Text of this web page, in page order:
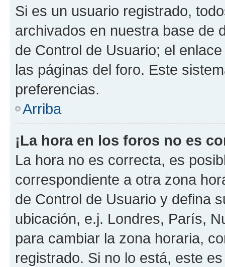
Si es un usuario registrado,
archivados en nuestra base de
de Control de Usuario; el
las páginas del foro. Este
preferencias.
Arriba
¡La hora en los foros no es
La hora no es correcta, es
correspondiente a otra zona
de Control de Usuario y defina
ubicación, e.j. Londres, París,
para cambiar la zona horaria,
registrado. Si no lo está, este